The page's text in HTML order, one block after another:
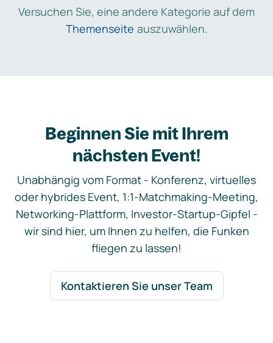
Versuchen Sie, eine andere Kategorie auf dem
Themenseite auszuwählen.
Beginnen Sie mit Ihrem
nächsten Event!
Unabhängig vom Format - Konferenz, virtuelles
oder hybrides Event, 1:1-Matchmaking-Meeting,
Networking-Plattform, Investor-Startup-Gipfel -
wir sind hier, um Ihnen zu helfen, die Funken
fliegen zu lassen!
Kontaktieren Sie unser Team